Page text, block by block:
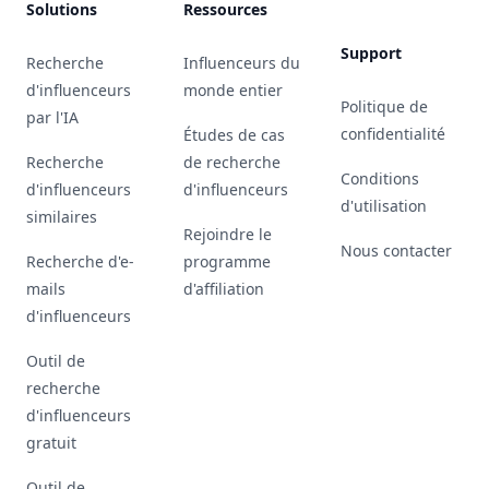
Solutions
Recherche
d'influenceurs
par l'IA
Recherche
d'influenceurs
similaires
Recherche d'e-
mails
d'influenceurs
Outil de
recherche
d'influenceurs
gratuit
Ressources
Influenceurs du
monde entier
Études de cas
de recherche
d'influenceurs
Rejoindre le
programme
d'affiliation
Support
Politique de
confidentialité
Conditions
d'utilisation
Nous contacter